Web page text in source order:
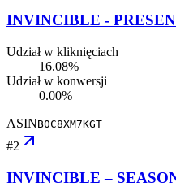
INVINCIBLE -
Udział w kliknięciach
16.08%
Udział w konwersji
0.00%
ASINB0C8XM7KGT
#2
INVINCIBLE –